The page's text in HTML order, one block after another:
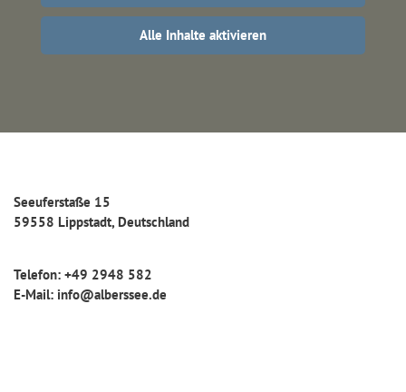
Alle Inhalte aktivieren
Seeuferstaße 15
59558 Lippstadt, Deutschland
Telefon: +49 2948 582
E-Mail: info@alberssee.de